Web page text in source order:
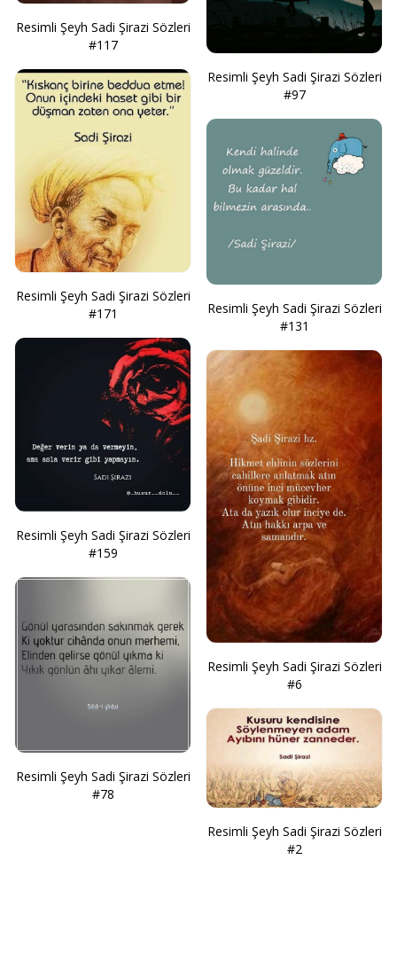
Resimli Şeyh Sadi Şirazi Sözleri
#117
Resimli Şeyh Sadi Şirazi Sözleri
#171
Resimli Şeyh Sadi Şirazi Sözleri
#159
Resimli Şeyh Sadi Şirazi Sözleri
#78
Resimli Şeyh Sadi Şirazi Sözleri
#97
Resimli Şeyh Sadi Şirazi Sözleri
#131
Resimli Şeyh Sadi Şirazi Sözleri
#6
Resimli Şeyh Sadi Şirazi Sözleri
#2